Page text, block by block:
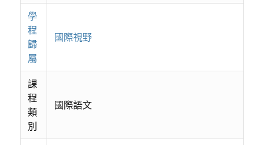
學
程
歸
屬
國際視野
課
程
類
別
國際語文